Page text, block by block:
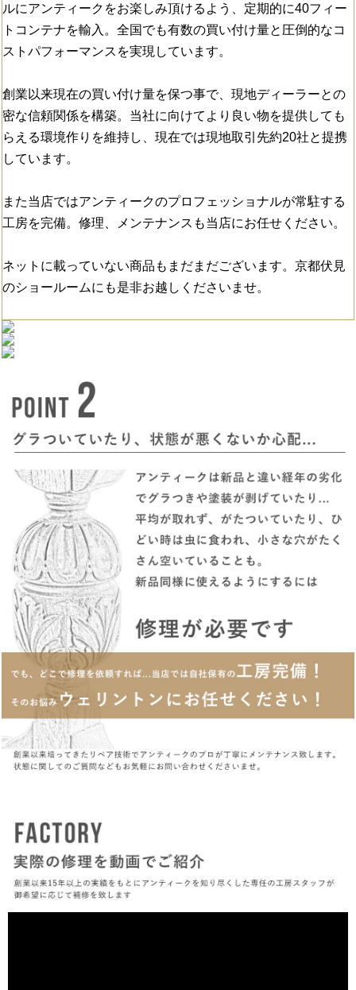
ルにアンティークをお楽しみ頂けるよう、定期的に40フィー
トコンテナを輸入。全国でも有数の買い付け量と圧倒的なコ
ストパフォーマンスを実現しています。
創業以来現在の買い付け量を保つ事で、現地ディーラーとの
密な信頼関係を構築。当社に向けてより良い物を提供しても
らえる環境作りを維持し、現在では現地取引先約20社と提携
しています。
また当店ではアンティークのプロフェッショナルが常駐する
工房を完備。修理、メンテナンスも当店にお任せください。
ネットに載っていない商品もまだまだございます。京都伏見
のショールームにも是非お越しくださいませ。